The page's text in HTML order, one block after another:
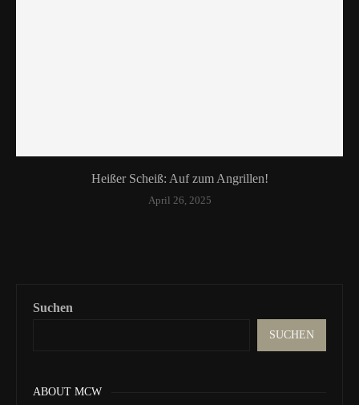
Heißer Scheiß: Auf zum Angrillen!
April 26, 2025
Suchen
SUCHEN
ABOUT MCW